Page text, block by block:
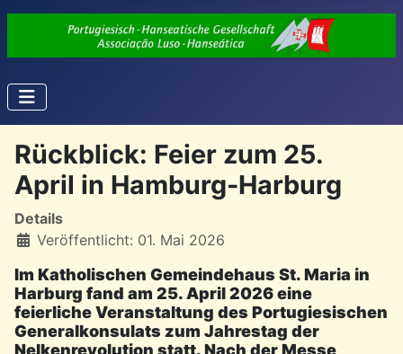
Rückblick: Feier zum 25.
April in Hamburg-Harburg
Details
Veröffentlicht: 01. Mai 2026
Im Katholischen Gemeindehaus St. Maria in
Harburg fand am 25. April 2026 eine
feierliche Veranstaltung des Portugiesischen
Generalkonsulats zum Jahrestag der
Nelkenrevolution statt. Nach der Messe